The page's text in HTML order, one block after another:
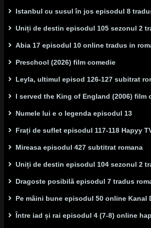
Istanbul cu susul în jos episodul 8
Uniți de destin episodul 105 sezonul 2
Abia 17 episodul 10 online tradus in
Preschool (2026) film comedie
Leyla, ultimul episod 126-127 subitrat
I served the King of England (2006) film
Numele lui e o legenda episodul 13
Frați de suflet episodul 117-118 Hapyy
Mireasa episodul 427 subtitrat romana
Uniți de destin episodul 104 sezonul 2
Dragoste posibilă episodul 7 tradus
Pe mâini bune episodul 50 online Kanal
Între iad și rai episodul 4 (7-8) online